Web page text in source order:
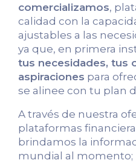
comercializamos,
calidad con la
ajustables a las
ya que, en primera
tus necesidades, tus
aspiraciones para
se alinee con tu plan
A través de nuestra
plataformas
brindamos la
mundial al momento;